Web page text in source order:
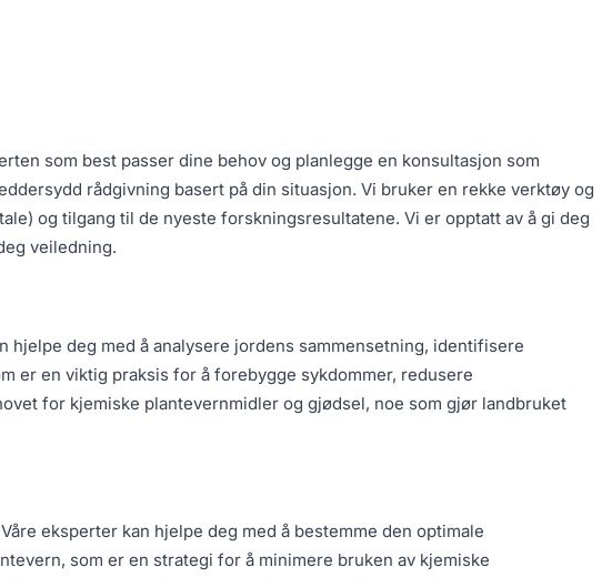
som best passer dine behov og planlegge en konsultasjon som
rådgivning basert på din situasjon. Vi bruker en rekke verktøy og
og tilgang til de nyeste forskningsresultatene. Vi er opptatt av å gi deg
veiledning.
deg med å analysere jordens sammensetning, identifisere
er en viktig praksis for å forebygge sykdommer, redusere
for kjemiske plantevernmidler og gjødsel, noe som gjør landbruket
eksperter kan hjelpe deg med å bestemme den optimale
som er en strategi for å minimere bruken av kjemiske